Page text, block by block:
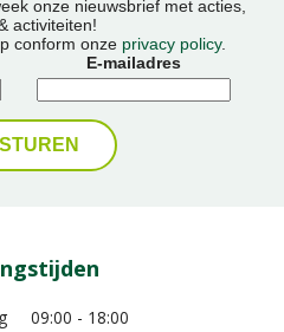
onze nieuwsbrief met acties,
activiteiten!
conform onze privacy policy.
E-mailadres
09:00 - 18:00